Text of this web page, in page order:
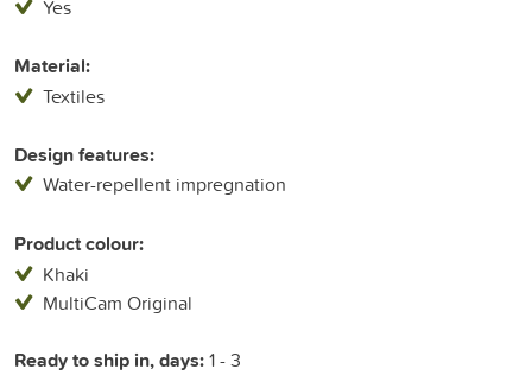
Yes
Material:
Textiles
Design features:
Water-repellent impregnation
Product colour:
Khaki
MultiCam Original
Ready to ship in, days:1 - 3